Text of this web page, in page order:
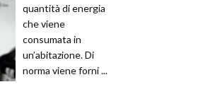
quantità di energia
che viene
consumata in
un’abitazione. Di
norma viene forni ...